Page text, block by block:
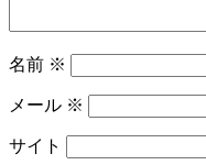
名前 ※
メール ※
サイト